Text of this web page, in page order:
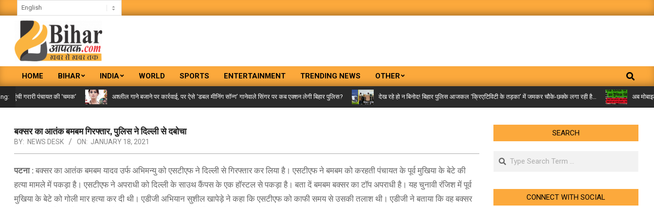
to
BIHAR
AAPTAK
Primary
Navigation
Menu
HOME BIHAR INDIA WORLD SPORTS ENTERTAINMENT TRENDING NEWS OTHER Search
गरारी पंचायत की ‘चमक’ अश्लील गाने बजाने पर कार्रवाई, पर ऐसे ‘डबल मीनिंग सॉन्ग’ गानेवाले सिंगर पर कब एक्शन लेगी बिहार पुलिस? देख रहे हो न बिनोद! बिहार पुलिस आजकल ‘क्रिएटिविटी के तड़का’ में जमकर चौके-छक्के लगा रही है… अब मोबाइल पर
बक्सर का आतंक बमबम गिरफ्तार, पुलिस ने दिल्ली से दबोचा
BY: NEWS DESK ON: JANUARY 18, 2021
पटना : बक्सर का आतंक बमबम यादव उर्फ अभिमन्यु को एसटीएफ ने दिल्ली से गिरफ्तार कर लिया है। एसटीएफ ने बमबम को करहती पंचायत के पूर्व मुखिया के बेटे की
हत्या मामले में पकड़ा है। एसटीएफ ने अपराधी को दिल्ली के साउथ कैंपस के एक हॉस्टल से पकड़ा है। बता दें बमबम बक्सर का टॉप अपराधी है। यह चुनावी रंजिश में पूर्व
मुखिया के बेटे को गोली मार हत्या कर दी थी। एडीजी अभियान सुशील खापेड़े ने कहा कि एसटीएफ को काफी समय से उसकी तलाश थी। एडीजी ने बताया कि वह बक्सर
SEARCH
Search
CONNECT WITH SOCIAL